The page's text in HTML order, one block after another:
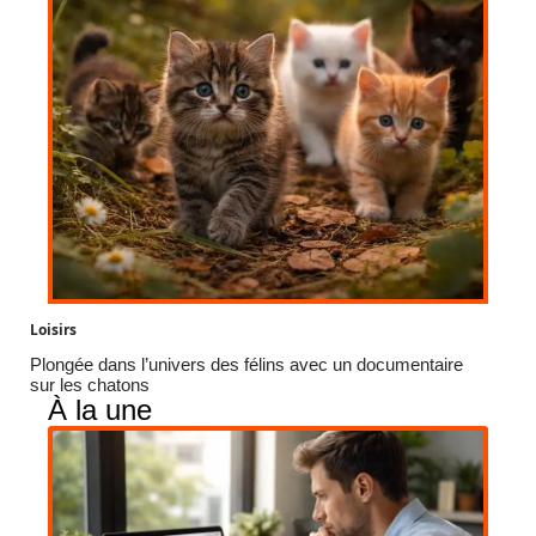
Loisirs
Plongée dans l’univers des félins avec un documentaire
sur les chatons
À la une